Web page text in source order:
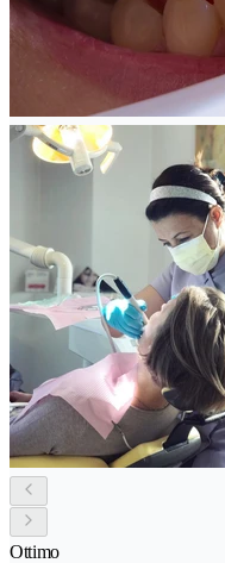
Ottimo